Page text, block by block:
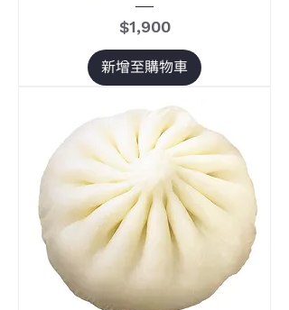
價格
$1,900
新增至購物車